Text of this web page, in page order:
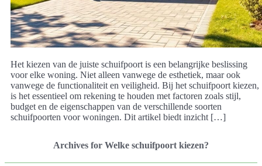
Het kiezen van de juiste schuifpoort is een belangrijke beslissing
voor elke woning. Niet alleen vanwege de esthetiek, maar ook
vanwege de functionaliteit en veiligheid. Bij het schuifpoort kiezen,
is het essentieel om rekening te houden met factoren zoals stijl,
budget en de eigenschappen van de verschillende soorten
schuifpoorten voor woningen. Dit artikel biedt inzicht […]
Archives for Welke schuifpoort kiezen?